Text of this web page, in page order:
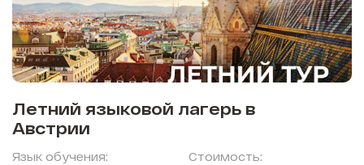
Летний языковой лагерь в
Австрии
Язык обучения:
Стоимость: